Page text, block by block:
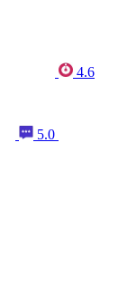
4.6
5.0